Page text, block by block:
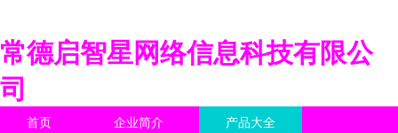
常德启智星网络信息科技有限公
司
首页 企业简介 产品大全